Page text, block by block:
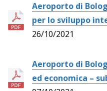
Aeroporto di
per lo sviluppo
26/10/2021
Aeroporto di
ed economica –